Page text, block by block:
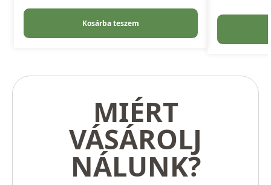
Kosárba teszem
MIÉRT
VÁSÁROLJ
NÁLUNK?